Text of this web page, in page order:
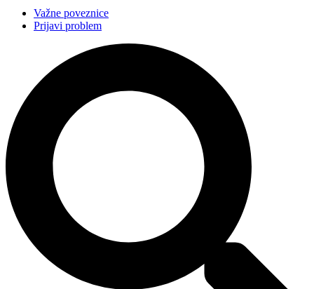
Važne poveznice
Prijavi problem